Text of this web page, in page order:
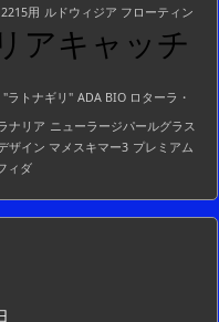
用 ルドウィジア フローティン
アキャッチ
"ラトナギリ" ADA BIO ロターラ・
ナリア ニューラージパールグラス
ザイン マメスキマー3 プレミアム
ィダ